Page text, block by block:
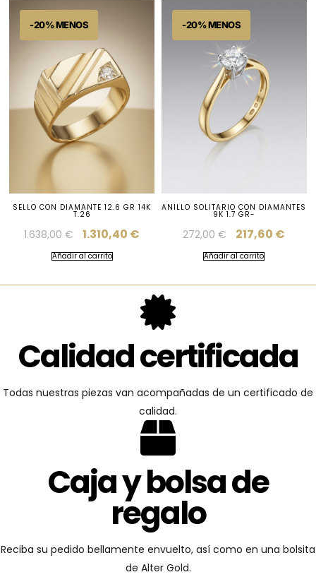
SELLO CON DIAMANTE 12.6 GR 14K
T.26
1.638,00€ 1.310,40 €
Añadir al carrito
ANILLO SOLITARIO CON DIAMANTES
9K 1.7 GR-
272,00€ 217,60 €
Añadir al carrito
Calidad certificada
Todas nuestras piezas van acompañadas de un certificado de
calidad.
Caja y bolsa de
regalo
Reciba su pedido bellamente envuelto, así como en una bolsita
de Alter Gold.